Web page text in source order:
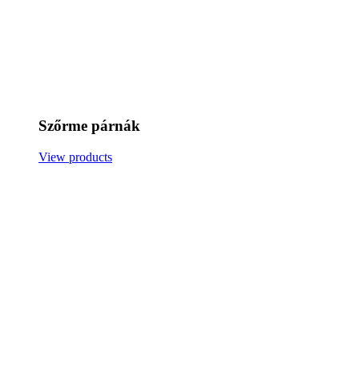
Szőrme párnák
View products